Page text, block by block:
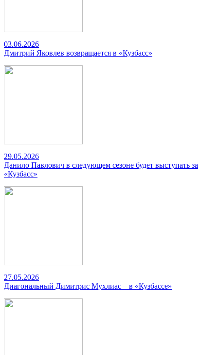
03.06.2026
Дмитрий Яковлев возвращается в «Кузбасс»
29.05.2026
Данило Павлович в следующем сезоне будет выступать за
«Кузбасс»
27.05.2026
Диагональный Димитрис Мухлиас – в «Кузбассе»